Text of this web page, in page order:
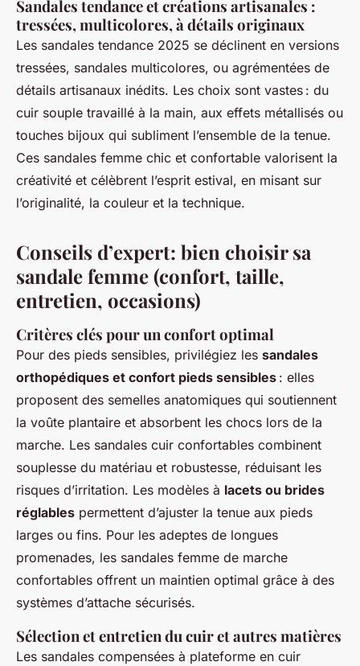
Sandales tendance et créations artisanales :
tressées, multicolores, à détails originaux
Les sandales tendance 2025 se déclinent en versions
tressées, sandales multicolores, ou agrémentées de
détails artisanaux inédits. Les choix sont vastes : du
cuir souple travaillé à la main, aux effets métallisés ou
touches bijoux qui subliment l’ensemble de la tenue.
Ces sandales femme chic et confortable valorisent la
créativité et célèbrent l’esprit estival, en misant sur
l’originalité, la couleur et la technique.
Conseils d’expert : bien choisir sa
sandale femme (confort, taille,
entretien, occasions)
Critères clés pour un confort optimal
Pour des pieds sensibles, privilégiez les sandales
orthopédiques et confort pieds sensibles : elles
proposent des semelles anatomiques qui soutiennent
la voûte plantaire et absorbent les chocs lors de la
marche. Les sandales cuir confortables combinent
souplesse du matériau et robustesse, réduisant les
risques d’irritation. Les modèles à lacets ou brides
réglables permettent d’ajuster la tenue aux pieds
larges ou fins. Pour les adeptes de longues
promenades, les sandales femme de marche
confortables offrent un maintien optimal grâce à des
systèmes d’attache sécurisés.
Sélection et entretien du cuir et autres matières
Les sandales compensées à plateforme en cuir